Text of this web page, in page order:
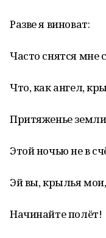
Разве я виноват:
Часто снятся мне
Что, как ангел,
Притяженье земли
Этой ночью не в
Эй вы, крылья мои,
Начинайте полёт!